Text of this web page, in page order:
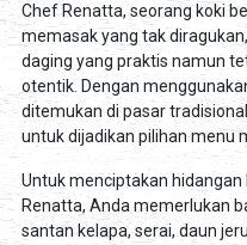
Chef Renatta, seorang koki
memasak yang tak
daging yang praktis namun
otentik. Dengan
ditemukan di pasar
untuk dijadikan pilihan menu
Untuk menciptakan
Renatta, Anda memerlukan
santan kelapa, serai, daun